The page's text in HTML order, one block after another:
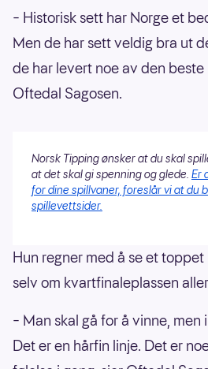
– Historisk sett har Norge et
Men de har sett veldig bra ut
de har levert noe av den
Oftedal Sagosen.
Norsk Tipping ønsker at du skal
at det skal gi spenning og glede. Er
for dine spillvaner, foreslår vi at du
spillevettsider.
Hun regner med å se et
selv om kvartfinaleplassen
– Man skal gå for å vinne, men
Det er en hårfin linje. Det er